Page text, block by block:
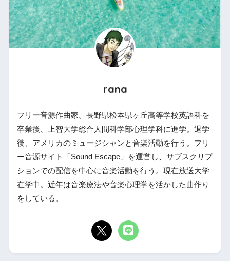
rana
フリー音源作曲家。長野県松本県ヶ丘高等学校英語科を
卒業後、上智大学総合人間科学部心理学科に進学。退学
後、アメリカのミュージシャンと音楽活動を行う。フリ
ー音源サイト「Sound Escape」を運営し、サブスクリプ
ションでの配信を中心に音楽活動を行う。現在放送大学
在学中。近年は音楽療法や音楽心理学を活かした曲作り
をしている。